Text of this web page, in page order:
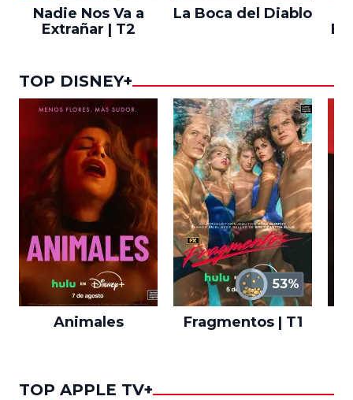
Nadie Nos Va a
Extrañar | T2
La Boca del Diablo
TOP DISNEY+
Animales
53%
Fragmentos | T1
TOP APPLE TV+